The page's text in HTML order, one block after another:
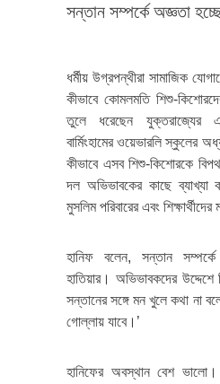
সন্তান সম্পর্কে অজ্ঞতা
ধর্মীয় উগ্রপন্থীরা সামাজিক
কীভাবে কোমলমতি শিশু-
তুলে ধরেছেন যুক্তরাজ্যের
বার্মিংহামের ওয়েভারলি স্কুলের
কীভাবে এসব শিশু-কিশোরকে
দল অভিভাবকের কাছে ব্যাখ্যা
মুসলিম পরিবারের এবং শিক্ষার্থীদের
হানিফ বলেন, সন্তান
হাতিয়ার। অভিভাবকদের উদ্দেশে
সন্তানের সঙ্গে মন খুলে কথা না
গোল্লায় যাবে।’
হানিফের অবস্থান বেশ